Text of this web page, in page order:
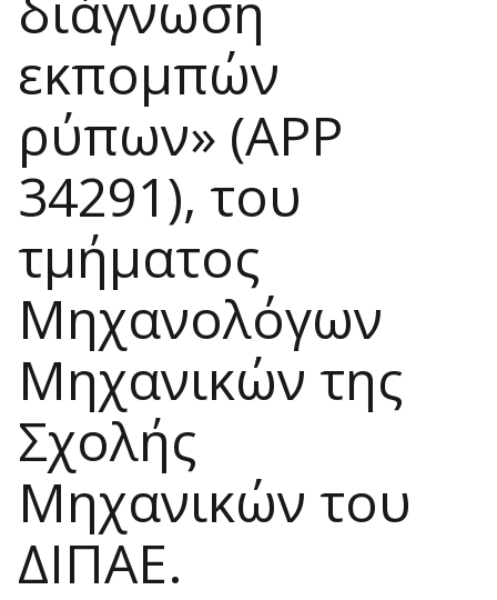
εκπομπών
ρύπων» (ΑΡΡ
34291), του
τμήματος
Μηχανολόγων
Μηχανικών της
Σχολής
Μηχανικών του
ΔΙΠΑΕ.